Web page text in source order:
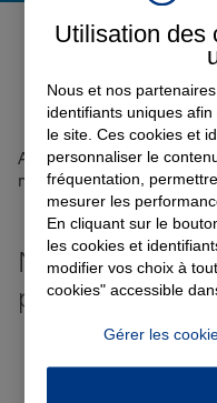
Protection juridique
Retraite
Tous nos devis
Avis de
Avis sur
Aucun avis sur votre
moment
Nos offres
plus grandes
Toutes les
Tous nos
Utilisation des
Nous et nos
identifiants uniques
le site. Ces cookies et
personnaliser le
fréquentation,
mesurer les
En cliquant sur le
les cookies et
modifier vos choix à
cookies" accessible
Gérer les